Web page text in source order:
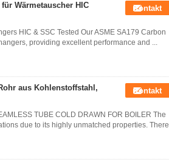
Wärmetauscher HIC
Kontakt
HIC & SSC Tested Our ASME SA179 Carbon
providing excellent performance and ...
aus Kohlenstoffstahl,
Kontakt
TUBE COLD DRAWN FOR BOILER The
due to its highly unmatched properties. There